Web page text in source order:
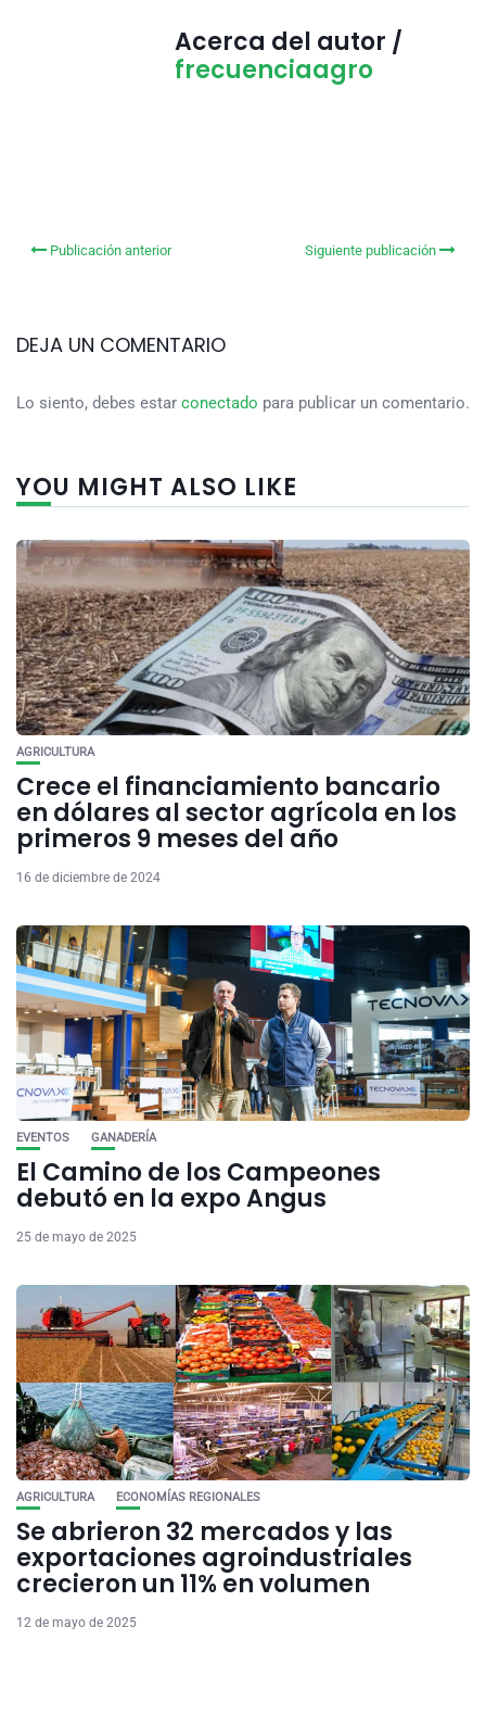
Acerca del autor /
frecuenciaagro
Publicación anterior Siguiente publicación
DEJA UN COMENTARIO
Lo siento, debes estar conectado para publicar un comentario.
YOU MIGHT ALSO LIKE
AGRICULTURA
Crece el financiamiento bancario
en dólares al sector agrícola en los
primeros 9 meses del año
16 de diciembre de 2024
EVENTOS GANADERÍA
El Camino de los Campeones
debutó en la expo Angus
25 de mayo de 2025
AGRICULTURA ECONOMÍAS REGIONALES
Se abrieron 32 mercados y las
exportaciones agroindustriales
crecieron un 11% en volumen
12 de mayo de 2025